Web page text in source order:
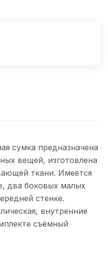
сумка предназначена
вещей, изготовлена
ткани. Имеется
два боковых малых
стенке.
внутренние
съёмный